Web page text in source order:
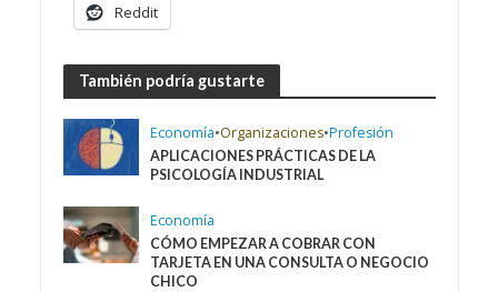
Reddit
También podría gustarte
Economía•Organizaciones•Profesión
APLICACIONES PRÁCTICAS DE LA
PSICOLOGÍA INDUSTRIAL
Economía
CÓMO EMPEZAR A COBRAR CON
TARJETA EN UNA CONSULTA O NEGOCIO
CHICO